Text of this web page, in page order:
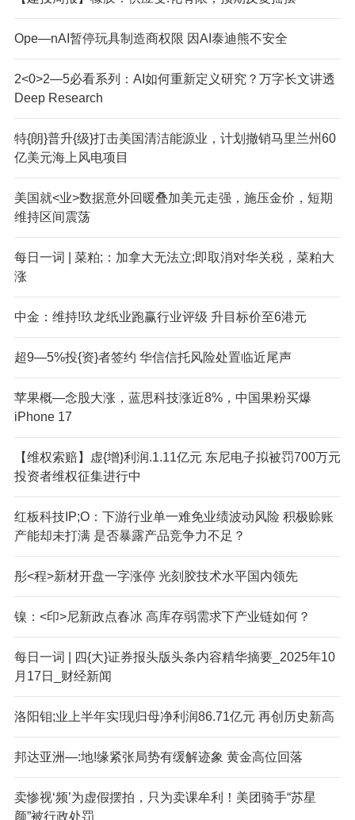
Ope—nAI暂停玩具制造商权限 因AI泰迪熊不安全
2<0>2—5必看系列：AI如何重新定义研究？万字长文讲透
Deep Research
特{朗}普升{级}打击美国清洁能源业，计划撤销马里兰州60
亿美元海上风电项目
美国就<业>数据意外回暖叠加美元走强，施压金价，短期
维持区间震荡
每日一词 | 菜粕;：加拿大无法立;即取消对华关税，菜粕大
涨
中金：维持!玖龙纸业跑赢行业评级 升目标价至6港元
超9—5%投{资}者签约 华信信托风险处置临近尾声
苹果概—念股大涨，蓝思科技涨近8%，中国果粉买爆
iPhone 17
【维权索赔】虚{增}利润.1.11亿元 东尼电子拟被罚700万元
投资者维权征集进行中
红板科技IP;O：下游行业单一难免业绩波动风险 积极赊账
产能却未打满 是否暴露产品竞争力不足？
彤<程>新材开盘一字涨停 光刻胶技术水平国内领先
镍：<印>尼新政点春冰 高库存弱需求下产业链如何？
每日一词 | 四{大}证券报头版头条内容精华摘要_2025年10
月17日_财经新闻
洛阳钼;业上半年实!现归母净利润86.71亿元 再创历史新高
邦达亚洲—:地!缘紧张局势有缓解迹象 黄金高位回落
卖惨视‘频’为虚假摆拍，只为卖课牟利！美团骑手“苏星
颜”被行政处罚